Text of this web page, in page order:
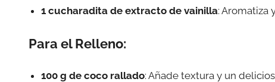
1 cucharadita de extracto de vainilla: Aromatiza
Para el Relleno:
100 g de coco rallado: Añade textura y un